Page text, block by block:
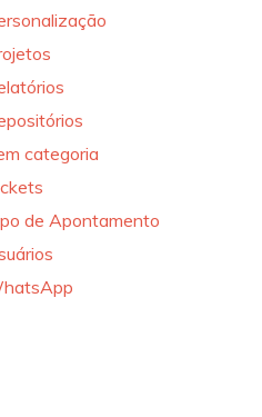
categoria
de Apontamento